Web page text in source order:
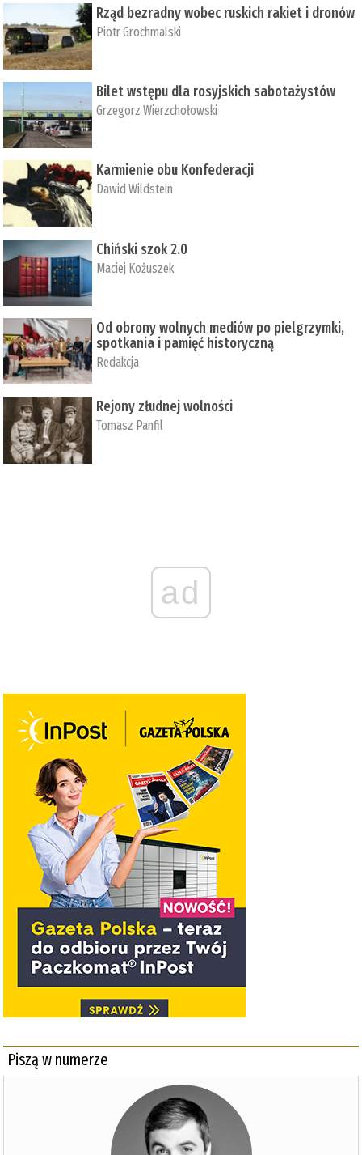
Rząd bezradny wobec ruskich rakiet i dronów
Piotr Grochmalski
Bilet wstępu dla rosyjskich sabotażystów
Grzegorz Wierzchołowski
Karmienie obu Konfederacji
Dawid Wildstein
Chiński szok 2.0
Maciej Kożuszek
Od obrony wolnych mediów po pielgrzymki,
spotkania i pamięć historyczną
Redakcja
Rejony złudnej wolności
Tomasz Panfil
ad
Piszą w numerze